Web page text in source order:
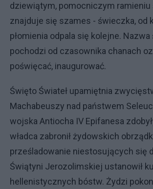
dziewiątym, pomocniczym ramieniu
znajduje się szames - świeczka, od
płomienia odpala się kolejne. Nazwa
pochodzi od czasownika chanach
poświęcać, inaugurować.
Święto Świateł upamiętnia
Machabeuszy nad państwem
wojska Antiocha IV Epifanesa
władca zabronił żydowskich
prześladowanie niestosujących się
Świątyni Jerozolimskiej ustanowił
hellenistycznych bóstw. Żydzi